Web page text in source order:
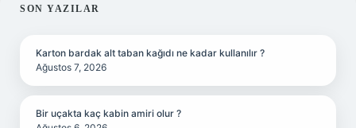
SIDEBAR
SON YAZILAR
Karton bardak alt taban kağıdı ne kadar kullanılır ?
Ağustos 7, 2026
Bir uçakta kaç kabin amiri olur ?